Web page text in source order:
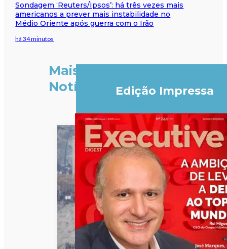
Sondagem ‘Reuters/Ipsos’: há três vezes mais
americanos a prever mais instabilidade no
Médio Oriente após guerra com o Irão
há 34 minutos
Mais
Notícias
Edição Impressa